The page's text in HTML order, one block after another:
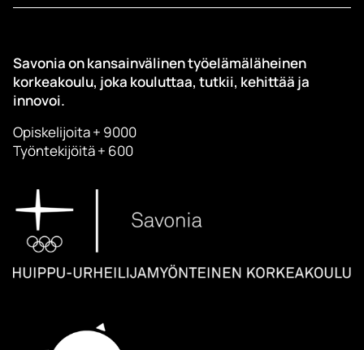
Savonia on kansainvälinen työelämäläheinen
korkeakoulu, joka kouluttaa, tutkii, kehittää ja
innovoi.
Opiskelijoita + 9000
Työntekijöitä + 600